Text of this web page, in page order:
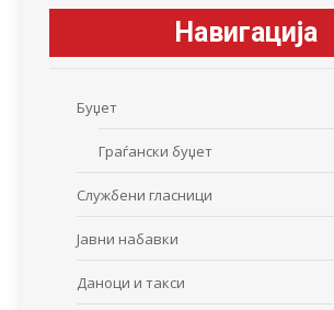
Навигација
Буџет
Граѓански буџет
Службени гласници
Јавни набавки
Даноци и такси